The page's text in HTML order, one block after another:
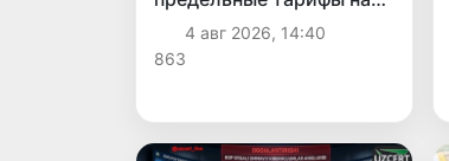
эвакуацию автомобилей
и их хранение на
штрафстоянках
4 авг 2026, 14:40
863